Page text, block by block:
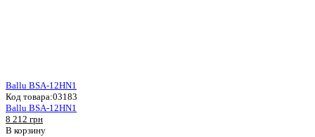
Ballu BSA-12HN1
Код товара:03183
Ballu BSA-12HN1
8 212 грн
В корзину